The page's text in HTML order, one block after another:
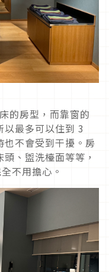
的房型，而靠窗的
最多可以住到 3
也不會受到干擾。房
、盥洗檯面等等，
不用擔心。